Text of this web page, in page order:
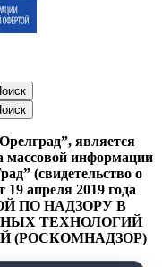
является
массовой информации
(свидетельство о
апреля 2019 года
ПО НАДЗОРУ В
ТЕХНОЛОГИЙ
(РОСКОМНАДЗОР)